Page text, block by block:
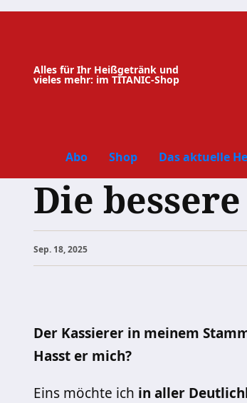
Zum
Alles für Ihr Heißgetränk und
vieles mehr: im TITANIC-Shop
Abo Shop Das aktuelle
Die
Sep. 18, 2025
Der Kassierer in meinem
Hasst er mich?
Eins möchte ich in aller